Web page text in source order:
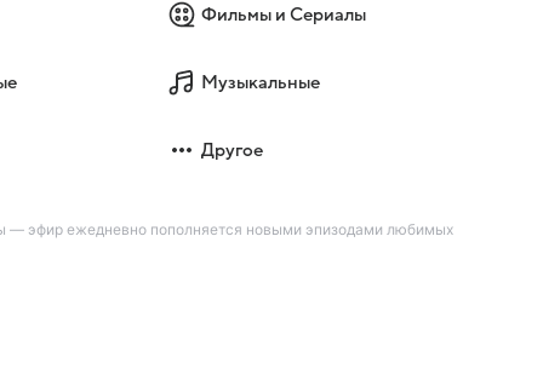
Фильмы и Сериалы
Музыкальные
Другое
— эфир ежедневно пополняется новыми эпизодами любимых